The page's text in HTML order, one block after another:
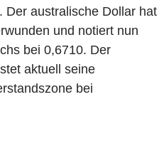
Der australische Dollar hat
und notiert nun
bei 0,6710. Der
aktuell seine
bei